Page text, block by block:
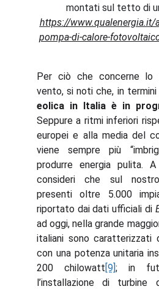
montati sul tetto di
https://www.qualenergia.it/
pompa-di-calore-
Per ciò che concerne lo
vento, si noti che, in termini
eolica in Italia è in
Seppure a ritmi inferiori
europei e alla media del
viene sempre più
produrre energia pulita.
consideri che sul
presenti oltre 5.000
riportato dai dati ufficiali di
ad oggi, nella grande
italiani sono caratterizzati
con una potenza unitaria
200 chilowatt[9]; in
l’installazione di turbine